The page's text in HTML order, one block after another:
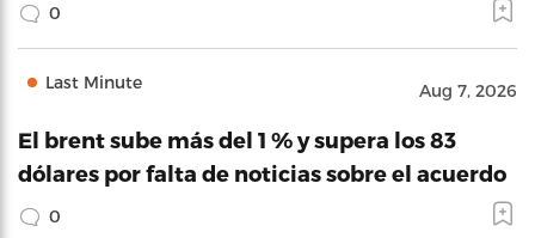
0
Last Minute Aug 7, 2026
El brent sube más del 1 % y supera los 83
dólares por falta de noticias sobre el acuerdo
0